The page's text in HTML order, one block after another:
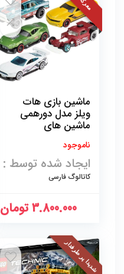
ماشین بازی هات
ویلز مدل دورهمی
ماشین های
اسپورت
ناموجود
ایجاد شده توسط :
کاتالوگ فارسی
3.800.000 تومان
شدیدا پر طرفدار